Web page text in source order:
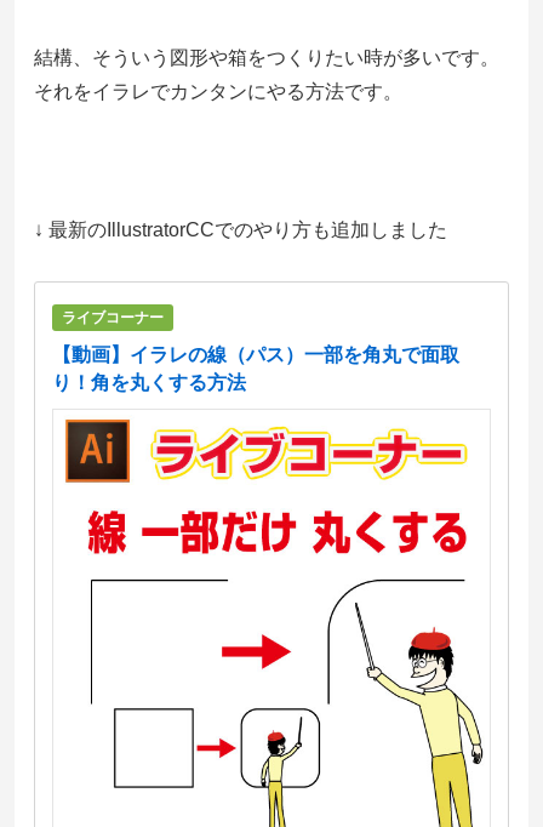
結構、そういう図形や箱をつくりたい時が多いです。
それをイラレでカンタンにやる方法です。
↓ 最新のIllustratorCCでのやり方も追加しました
ライブコーナー
【動画】イラレの線（パス）一部を角丸で面取
り！角を丸くする方法